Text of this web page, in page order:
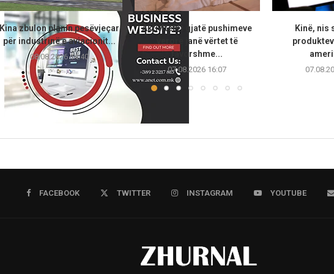
Kina zbulon planin pesëvjeçar
për industrinë e aviacionit...
08.08.2026 14:40
Aktivitetet gjatë pushimeve
verore janë vërtet të
favorshme...
07.08.2026 16:07
Kinë, nis
FACEBOOK TWITTER INSTAGRAM YOUTUBE